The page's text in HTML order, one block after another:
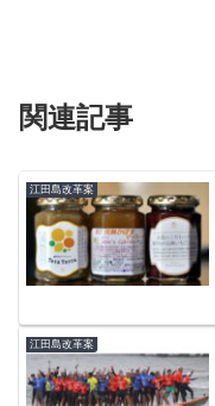
関連記事
江田島改革案
江田島改革案